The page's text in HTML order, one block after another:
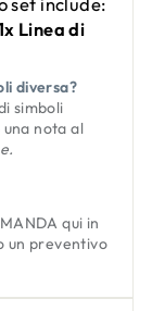
Linea di
diversa?
simboli
nota al
qui in
un preventivo